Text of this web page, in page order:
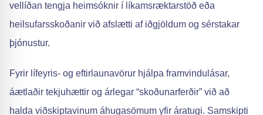
vellíðan tengja heimsóknir í líkamsræktarstöð eða
heilsufarsskoðanir við afslætti af iðgjöldum og sérstakar
þjónustur.
Fyrir lífeyris- og eftirlaunavörur hjálpa framvindulásar,
áætlaðir tekjuhættir og árlegar “skoðunarferðir” við að
halda viðskiptavinum áhugasömum yfir áratugi. Samskipti